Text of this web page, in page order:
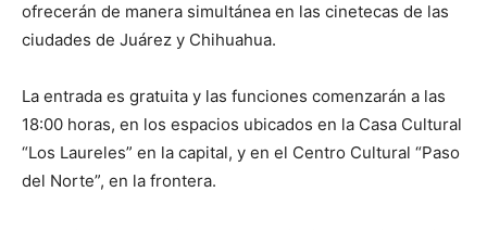
ofrecerán de manera simultánea en las cinetecas de las
ciudades de Juárez y Chihuahua.
La entrada es gratuita y las funciones comenzarán a las
18:00 horas, en los espacios ubicados en la Casa Cultural
“Los Laureles” en la capital, y en el Centro Cultural “Paso
del Norte”, en la frontera.